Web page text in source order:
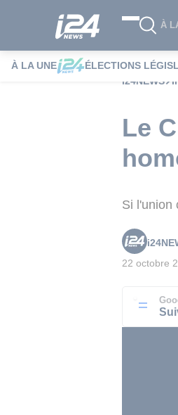
À
À LA UNE ÉLECTIONS
i24NEWS
Le
Si l'union
22 octobre